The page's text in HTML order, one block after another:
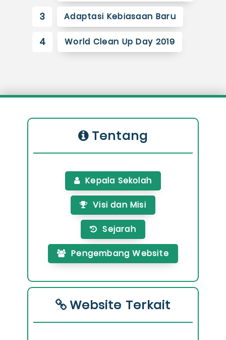
3 Adaptasi Kebiasaan Baru
4 World Clean Up Day 2019
Tentang
Kepala Sekolah
Visi dan Misi
Sejarah
Pengembang Website
Website Terkait